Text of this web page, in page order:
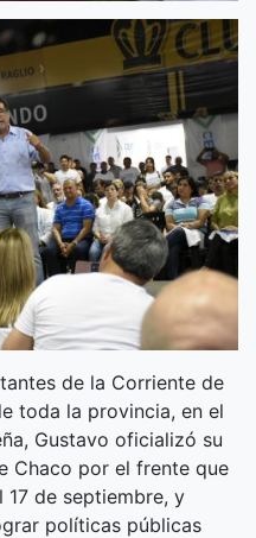
de la Corriente de
toda la provincia, en el
Gustavo oficializó su
Chaco por el frente que
17 de septiembre, y
políticas públicas